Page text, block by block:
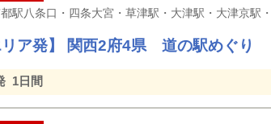
リア発】 関西2府4県 道の駅めぐり
1日間